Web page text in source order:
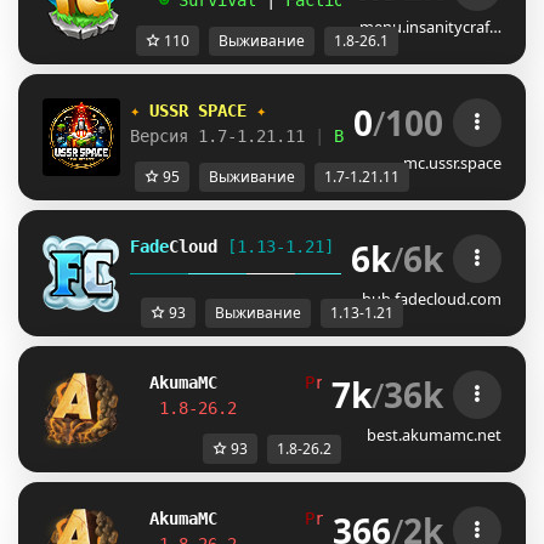
menu.insanitycraf…
110 Выживание 1.8-26.1
✦ USSR SPACE ✦
Версия 1.7-1.21.11
Выживание | Приваты
0/100
mc.ussr.space
95 Выживание 1.7-1.21.11
FadeCloud [1.13-1.21] PRISON GENS
6k/6k
hub.fadecloud.com
93 Выживание 1.13-1.21
AkumaMC Pr ison S2 in
17h, 16m,
1.8-26.2
Join Now ┃ discord.gg/
7k/36k
best.akumamc.net
93 1.8-26.2
AkumaMC Pr so n S2 in
17h, 9m,
366/2k